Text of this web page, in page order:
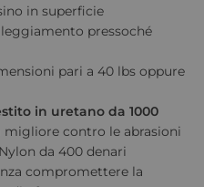
in superficie
pressoché
pari a 40 lbs oppure
in uretano da 1000
migliore contro le abrasioni
da 400 denari
compromettere la